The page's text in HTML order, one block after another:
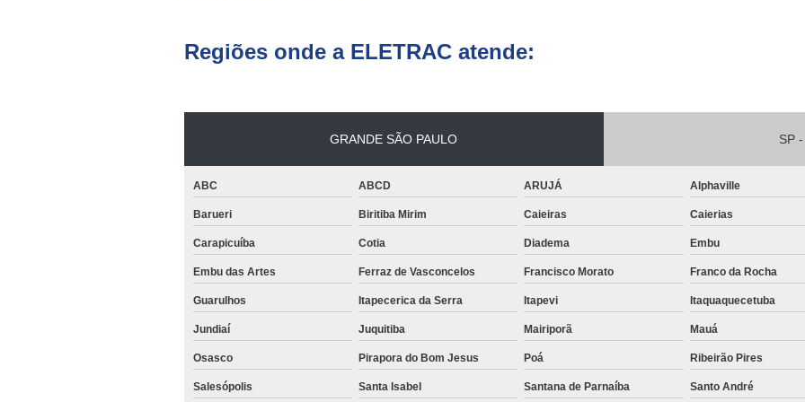
Empilhadeira
Empilhadeira
Empilhadeira
Empilhadeira
Empilhadeira
Empilhadeira
Empilhadeira
Empilhadeira
Empilhadeira à
Regiões onde a ELETRAC atende:
GRANDE SÃO PAULO SP
ABC ABCD ARUJÁ Alphaville
Barueri Biritiba Mirim Caieiras Caierias
Carapicuíba Cotia Diadema Embu
Embu das Artes Ferraz de Vasconcelos Francisco Morato Franco da Rocha
Guarulhos Itapecerica da Serra Itapevi Itaquaquecetuba
Jundiaí Juquitiba Mairiporã Mauá
Osasco Pirapora do Bom Jesus Poá Ribeirão Pires
Salesópolis Santa Isabel Santana de Parnaíba Santo André